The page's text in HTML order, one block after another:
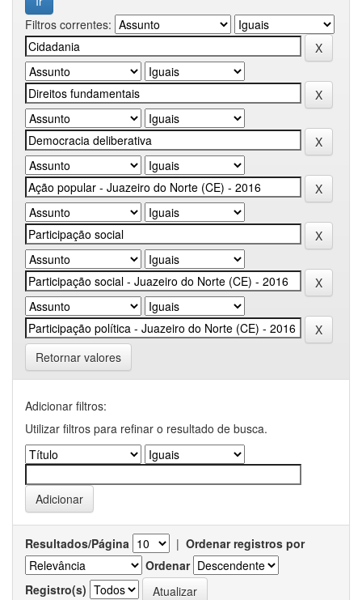
Filtros correntes:
Retornar valores
Adicionar filtros:
Utilizar filtros para refinar o resultado de busca.
Resultados/Página | Ordenar registros por
Ordenar
Registro(s)